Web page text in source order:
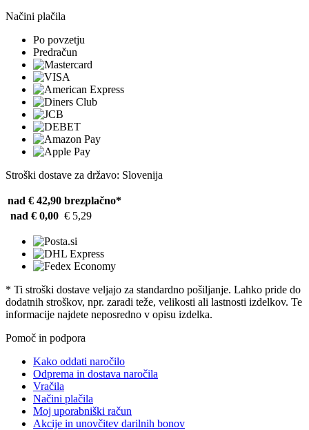
Načini plačila
Po povzetju
Predračun
Stroški dostave za državo: Slovenija
nad € 42,90 brezplačno*
nad € 0,00 € 5,29
* Ti stroški dostave veljajo za standardno pošiljanje. Lahko pride do
dodatnih stroškov, npr. zaradi teže, velikosti ali lastnosti izdelkov. Te
informacije najdete neposredno v opisu izdelka.
Pomoč in podpora
Kako oddati naročilo
Odprema in dostava naročila
Vračila
Načini plačila
Moj uporabniški račun
Akcije in unovčitev darilnih bonov